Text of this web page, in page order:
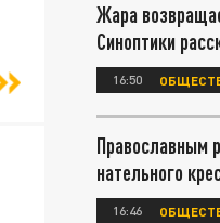
Жара
Синоптики
16:50
Православным
нательного
16:46